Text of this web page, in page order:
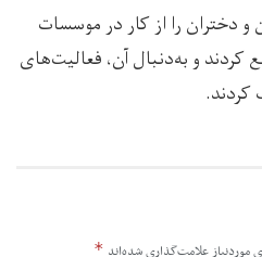
و دختران را از کار در موسسات
و به‌دنبال آن، فعالیت‌های
کردند.
علامت‌گذاری شده‌اند *